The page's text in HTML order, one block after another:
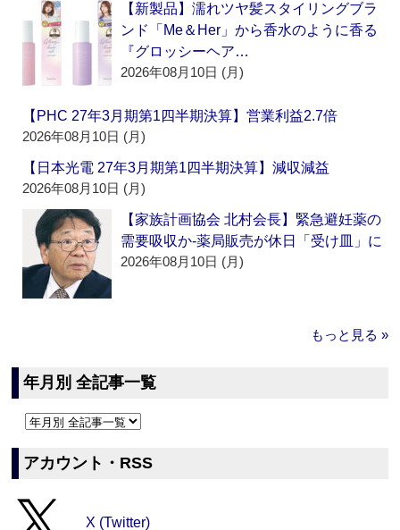
【新製品】濡れツヤ髪スタイリングブラ
ンド「Me＆Her」から香水のように香る
『グロッシーヘア…
2026年08月10日 (月)
【PHC 27年3月期第1四半期決算】営業利益2.7倍
2026年08月10日 (月)
【日本光電 27年3月期第1四半期決算】減収減益
2026年08月10日 (月)
【家族計画協会 北村会長】緊急避妊薬の
需要吸収か‐薬局販売が休日「受け皿」に
2026年08月10日 (月)
もっと見る »
年月別 全記事一覧
アカウント・RSS
X (Twitter)